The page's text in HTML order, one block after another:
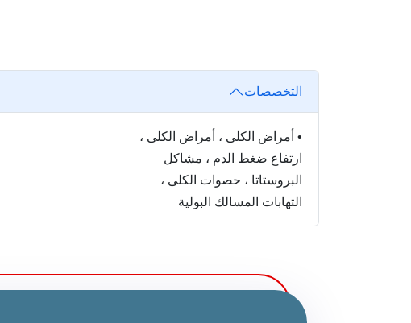
التخصصات
• أمراض الكلى ، أمراض الكلى ،
ارتفاع ضغط الدم ، مشاكل
البروستاتا ، حصوات الكلى ،
التهابات المسالك البولية